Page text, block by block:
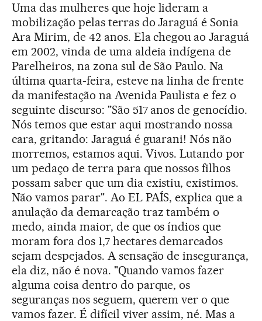
Uma das mulheres que hoje lideram a
mobilização pelas terras do Jaraguá é Sonia
Ara Mirim, de 42 anos. Ela chegou ao Jaraguá
em 2002, vinda de uma aldeia indígena de
Parelheiros, na zona sul de São Paulo. Na
última quarta-feira, esteve na linha de frente
da manifestação na Avenida Paulista e fez o
seguinte discurso: "São 517 anos de genocídio.
Nós temos que estar aqui mostrando nossa
cara, gritando: Jaraguá é guarani! Nós não
morremos, estamos aqui. Vivos. Lutando por
um pedaço de terra para que nossos filhos
possam saber que um dia existiu, existimos.
Não vamos parar". Ao EL PAÍS, explica que a
anulação da demarcação traz também o
medo, ainda maior, de que os índios que
moram fora dos 1,7 hectares demarcados
sejam despejados. A sensação de insegurança,
ela diz, não é nova. "Quando vamos fazer
alguma coisa dentro do parque, os
seguranças nos seguem, querem ver o que
vamos fazer. É difícil viver assim, né. Mas a